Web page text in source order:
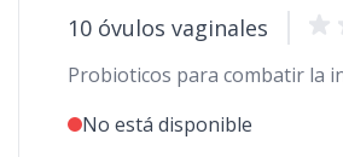
10 óvulos vaginales
Probioticos para combatir la
No está disponible